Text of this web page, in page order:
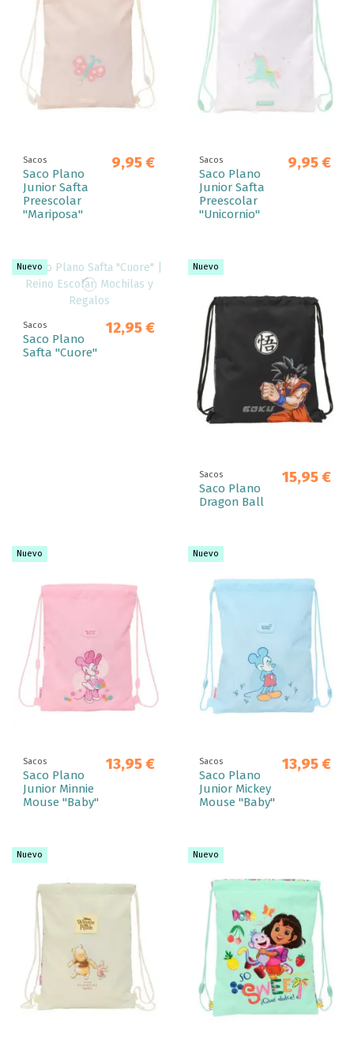
Sacos
Saco Plano
Junior Safta
Preescolar
"Mariposa"
9,95 € Sacos
Saco Plano
Junior Safta
Preescolar
"Unicornio"
9,95 €
Nuevo
Sacos
Saco Plano
Safta "Cuore"
12,95 €
Nuevo
Sacos
Saco Plano
Dragon Ball
15,95 €
Nuevo
Sacos
Saco Plano
Junior Minnie
Mouse "Baby"
13,95 €
Nuevo
Sacos
Saco Plano
Junior Mickey
Mouse "Baby"
13,95 €
Nuevo Nuevo